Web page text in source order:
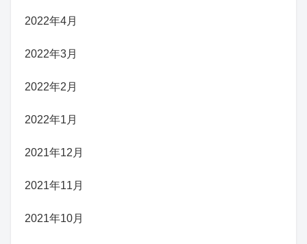
2022年4月
2022年3月
2022年2月
2022年1月
2021年12月
2021年11月
2021年10月